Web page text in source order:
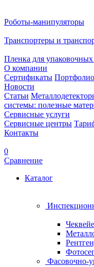
Роботы-манипуляторы
Транспортеры и
Пленка для
О компании
Сертификаты Портфолио
Новости
Статьи
системы: полезные
Сервисные услуги
Сервисные центры
Контакты
0
Сравнение
Каталог
Фасовочно-